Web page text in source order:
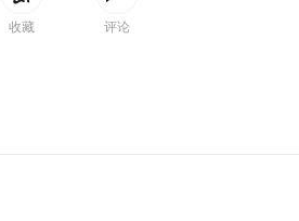
收藏 评论